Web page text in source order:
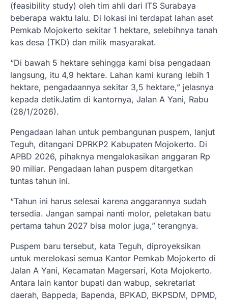
(feasibility study) oleh tim ahli dari ITS Surabaya
beberapa waktu lalu. Di lokasi ini terdapat lahan aset
Pemkab Mojokerto sekitar 1 hektare, selebihnya tanah
kas desa (TKD) dan milik masyarakat.
“Di bawah 5 hektare sehingga kami bisa pengadaan
langsung, itu 4,9 hektare. Lahan kami kurang lebih 1
hektare, pengadaannya sekitar 3,5 hektare,” jelasnya
kepada detikJatim di kantornya, Jalan A Yani, Rabu
(28/1/2026).
Pengadaan lahan untuk pembangunan puspem, lanjut
Teguh, ditangani DPRKP2 Kabupaten Mojokerto. Di
APBD 2026, pihaknya mengalokasikan anggaran Rp
90 miliar. Pengadaan lahan puspem ditargetkan
tuntas tahun ini.
“Tahun ini harus selesai karena anggarannya sudah
tersedia. Jangan sampai nanti molor, peletakan batu
pertama tahun 2027 bisa molor juga,” terangnya.
Puspem baru tersebut, kata Teguh, diproyeksikan
untuk merelokasi semua Kantor Pemkab Mojokerto di
Jalan A Yani, Kecamatan Magersari, Kota Mojokerto.
Antara lain kantor bupati dan wabup, sekretariat
daerah, Bappeda, Bapenda, BPKAD, BKPSDM, DPMD,